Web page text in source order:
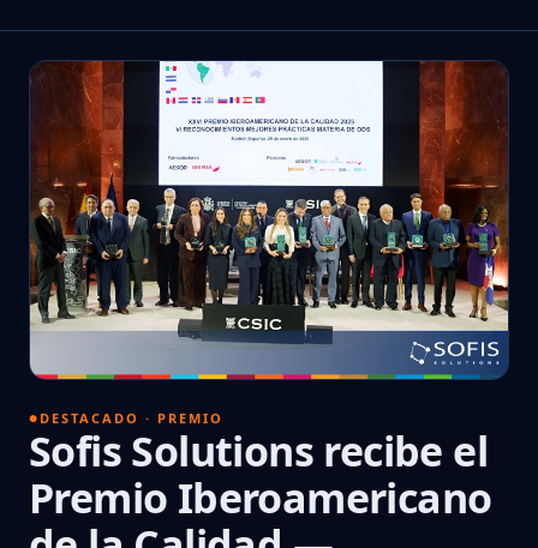
DESTACADO · PREMIO
Sofis Solutions recibe el
Premio Iberoamericano